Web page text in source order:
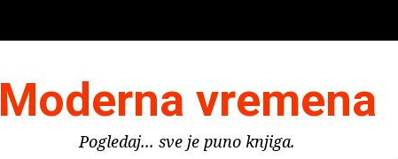
Moderna vremena
Pogledaj... sve je puno knjiga.